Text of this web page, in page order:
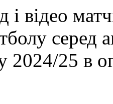
і відео
серед
25 в